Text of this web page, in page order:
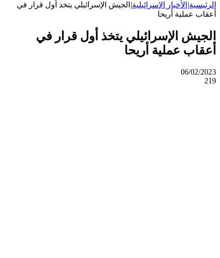
الرئيسية| الأخبار الإسرائيلية| الجيش الإسرائيلي يتخذ أول قرار في
أعقاب عملية أريحا
الجيش الإسرائيلي يتخذ أول قرار في
أعقاب عملية أريحا
06/02/2023
219